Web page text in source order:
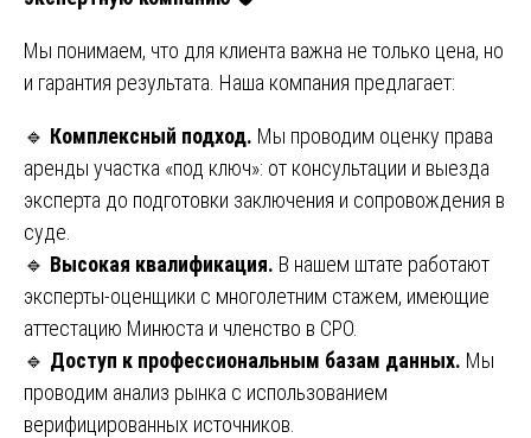
Мы понимаем, что для клиента важна не только цена, но
и гарантия результата. Наша компания предлагает:
🔹 Комплексный подход. Мы проводим оценку права
аренды участка «под ключ»: от консультации и выезда
эксперта до подготовки заключения и сопровождения в
суде.
🔹 Высокая квалификация. В нашем штате работают
эксперты-оценщики с многолетним стажем, имеющие
аттестацию Минюста и членство в СРО.
🔹 Доступ к профессиональным базам данных. Мы
проводим анализ рынка с использованием
верифицированных источников.